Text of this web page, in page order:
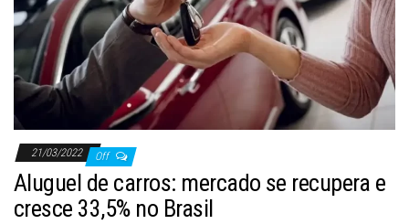
o
21/03/2022 Off
Aluguel de carros: mercado se recupera e
cresce 33,5% no Brasil